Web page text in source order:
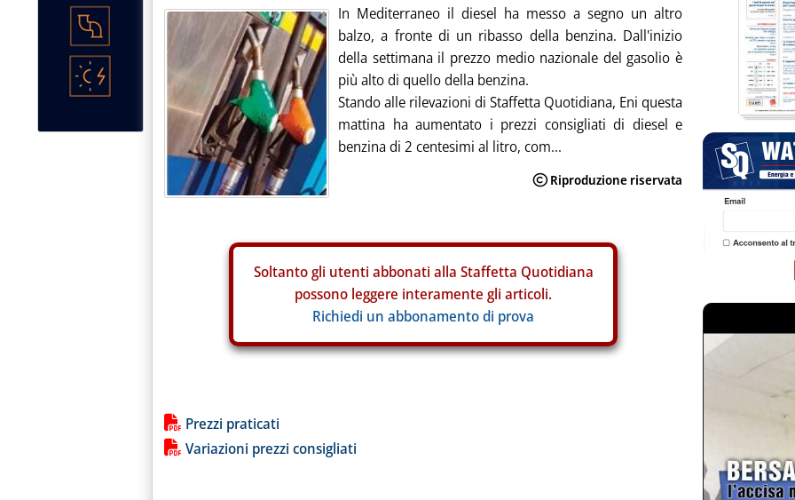
In Mediterraneo il diesel ha messo a segno un altro
balzo, a fronte di un ribasso della benzina. Dall'inizio
della settimana il prezzo medio nazionale del gasolio è
più alto di quello della benzina.
Stando alle rilevazioni di Staffetta Quotidiana, Eni questa
mattina ha aumentato i prezzi consigliati di diesel e
benzina di 2 centesimi al litro, com...
Soltanto gli utenti abbonati alla Staffetta Quotidiana
possono leggere interamente gli articoli.
Richiedi un abbonamento di prova
Lista allegati PDF alla notizia
Prezzi praticati
Variazioni prezzi consigliati